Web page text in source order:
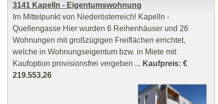
3141 Kapelln - Eigentumswohnung
Im Mittelpunkt von Niederösterreich! Kapelln -
Quellengasse Hier wurden 6 Reihenhäuser und 26
Wohnungen mit großzügigen Freiflächen errichtet,
welche in Wohnungseigentum bzw. in Miete mit
Kaufoption provisionsfrei vergeben ... Kaufpreis: €
219.553,26